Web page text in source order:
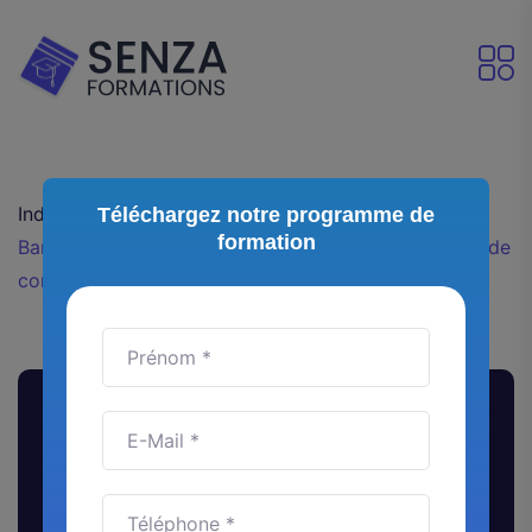
Index
Nos articles
Bannière LinkedIn : comment la transformer en outil de
conversion
Bannière LinkedIn : comment la
transformer en outil de
conversion
Téléchargez notre programme de
formation